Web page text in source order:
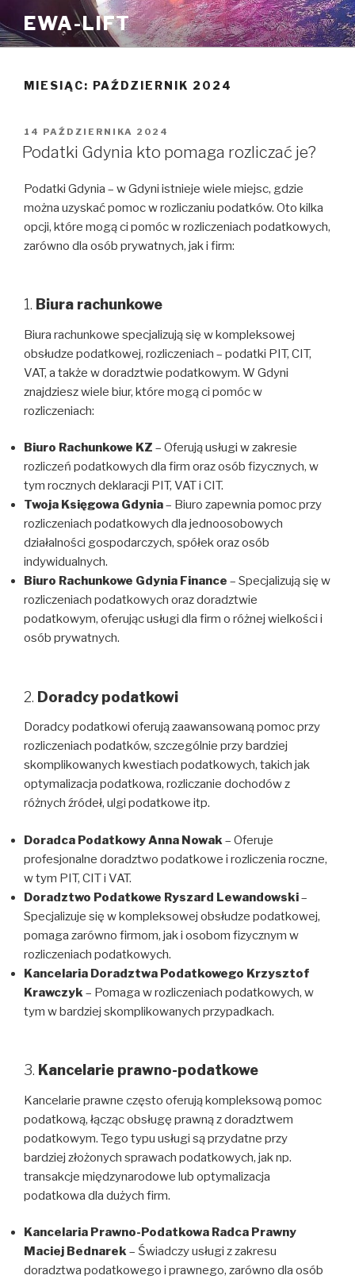
do
treści
EWA-LIFT
MIESIĄC: PAŹDZIERNIK 2024
OPUBLIKOWANE
W
14 PAŹDZIERNIKA 2024
Podatki Gdynia kto pomaga rozliczać je?
Podatki Gdynia – w Gdyni istnieje wiele miejsc, gdzie
można uzyskać pomoc w rozliczaniu podatków. Oto kilka
opcji, które mogą ci pomóc w rozliczeniach podatkowych,
zarówno dla osób prywatnych, jak i firm:
1. Biura rachunkowe
Biura rachunkowe specjalizują się w kompleksowej
obsłudze podatkowej, rozliczeniach – podatki PIT, CIT,
VAT, a także w doradztwie podatkowym. W Gdyni
znajdziesz wiele biur, które mogą ci pomóc w
rozliczeniach:
Biuro Rachunkowe KZ – Oferują usługi w zakresie
rozliczeń podatkowych dla firm oraz osób fizycznych, w
tym rocznych deklaracji PIT, VAT i CIT.
Twoja Księgowa Gdynia– Biuro zapewnia pomoc przy
rozliczeniach podatkowych dla jednoosobowych
działalności gospodarczych, spółek oraz osób
indywidualnych.
Biuro Rachunkowe Gdynia Finance – Specjalizują się w
rozliczeniach podatkowych oraz doradztwie
podatkowym, oferując usługi dla firm o różnej wielkości i
osób prywatnych.
2. Doradcy podatkowi
Doradcy podatkowi oferują zaawansowaną pomoc przy
rozliczeniach podatków, szczególnie przy bardziej
skomplikowanych kwestiach podatkowych, takich jak
optymalizacja podatkowa, rozliczanie dochodów z
różnych źródeł, ulgi podatkowe itp.
Doradca Podatkowy Anna Nowak– Oferuje
profesjonalne doradztwo podatkowe i rozliczenia roczne,
w tym PIT, CIT i VAT.
Doradztwo Podatkowe Ryszard Lewandowski–
Specjalizuje się w kompleksowej obsłudze podatkowej,
pomaga zarówno firmom, jak i osobom fizycznym w
rozliczeniach podatkowych.
Kancelaria Doradztwa Podatkowego Krzysztof
Krawczyk– Pomaga w rozliczeniach podatkowych, w
tym w bardziej skomplikowanych przypadkach.
3. Kancelarie prawno-podatkowe
Kancelarie prawne często oferują kompleksową pomoc
podatkową, łącząc obsługę prawną z doradztwem
podatkowym. Tego typu usługi są przydatne przy
bardziej złożonych sprawach podatkowych, jak np.
transakcje międzynarodowe lub optymalizacja
podatkowa dla dużych firm.
Kancelaria Prawno-Podatkowa Radca Prawny
Maciej Bednarek– Świadczy usługi z zakresu
doradztwa podatkowego i prawnego, zarówno dla osób